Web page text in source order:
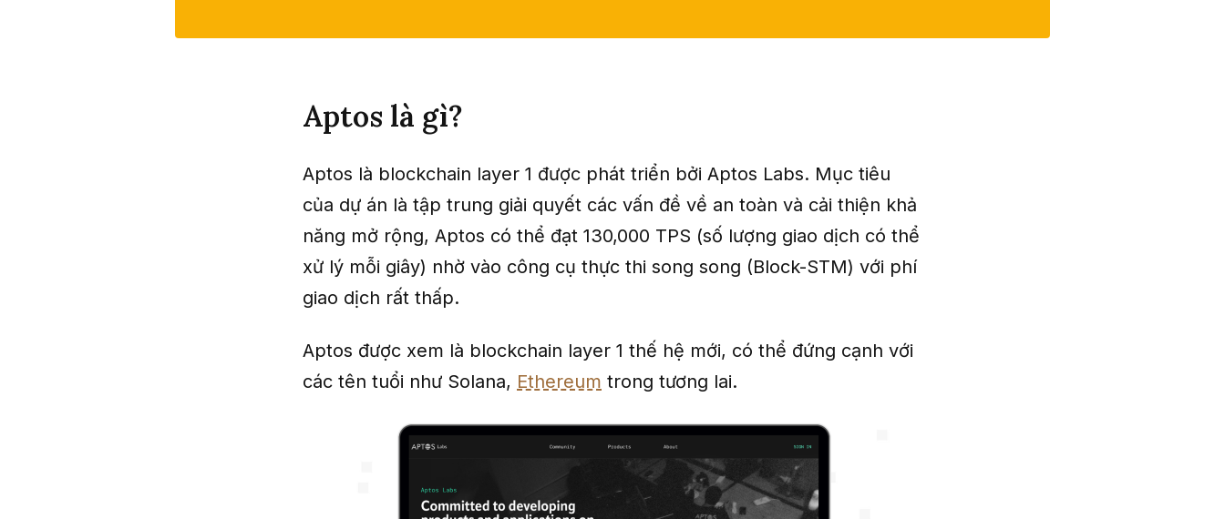
Aptos là gì?
Aptos là blockchain layer 1 được phát triển bởi Aptos Labs. Mục tiêu
của dự án là tập trung giải quyết các vấn đề về an toàn và cải thiện khả
năng mở rộng, Aptos có thể đạt 130,000 TPS (số lượng giao dịch có thể
xử lý mỗi giây) nhờ vào công cụ thực thi song song (Block-STM) với phí
giao dịch rất thấp.
Aptos được xem là blockchain layer 1 thế hệ mới, có thể đứng cạnh với
các tên tuổi như Solana, Ethereum trong tương lai.